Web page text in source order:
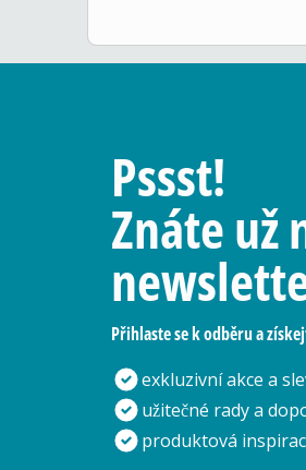
Pssst!
Znáte už
Přihlaste se k odběru a
exkluzivní akce a
užitečné rady a
produktová